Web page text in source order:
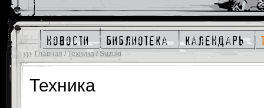
новости библиотека календарь
Главная /Техника /Suzuki
Техника